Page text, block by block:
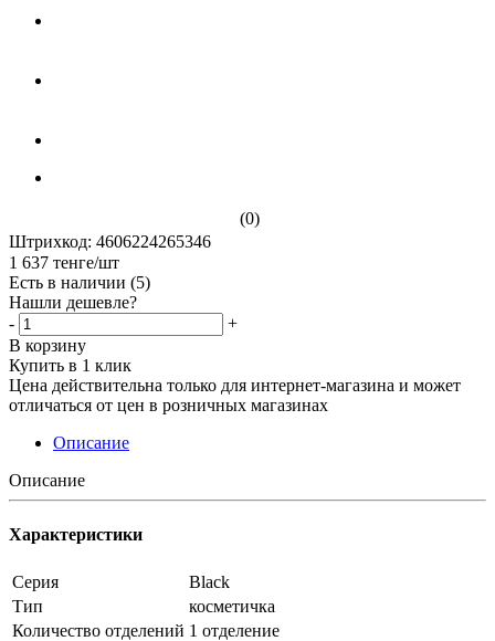
(0)
Штрихкод: 4606224265346
1 637 тенге/шт
Есть в наличии (5)
Нашли дешевле?
-
+
В корзину
Купить в 1 клик
Цена действительна только для интернет-магазина и может
отличаться от цен в розничных магазинах
Описание
Описание
Характеристики
Серия
Black
Тип
косметичка
Количество отделений 1 отделение